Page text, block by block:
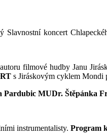
Slavnostní koncert
filmové hudby Janu
s Jiráskovým cyklem Mondi
Pardubic MUDr. Štěpánka
instrumentalisty. Program